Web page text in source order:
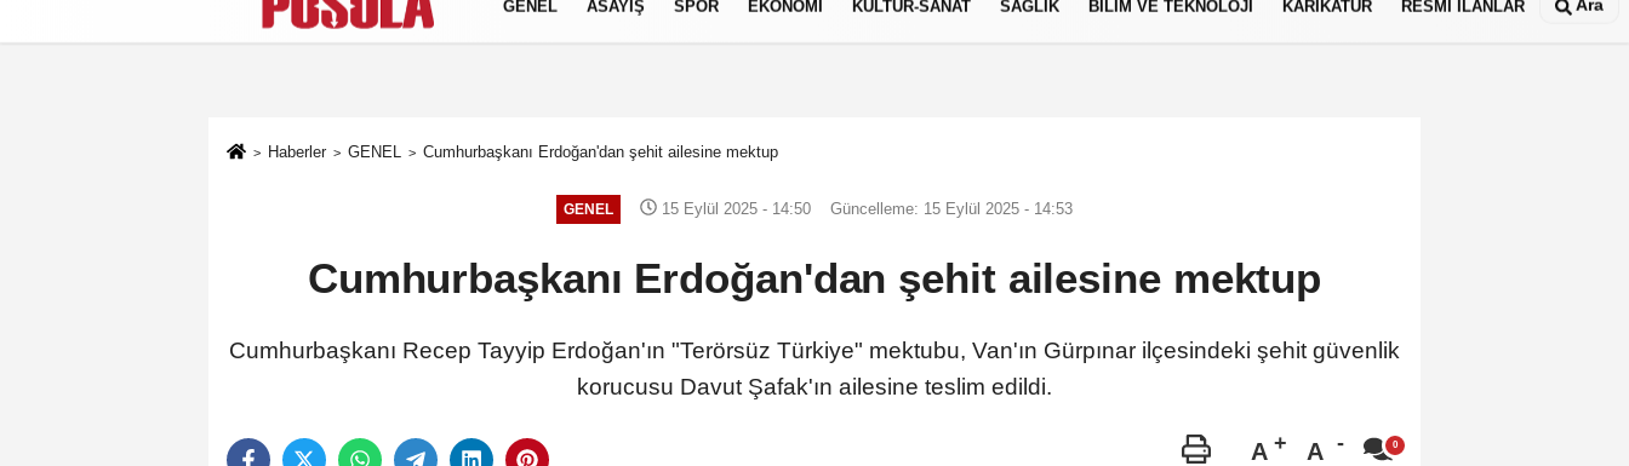
Künye İletişim Gizlilik Politikası
GENEL ASAYİŞ SPOR EKONOMİ KÜLTÜR-SANAT SAĞLIK BİLİM VE TEKNOLOJİ KARİKATÜR RESMİ İLANLAR Ara
Haberler GENEL Cumhurbaşkanı Erdoğan'dan şehit ailesine mektup
GENEL 15 Eylül 2025 - 14:50 Güncelleme: 15 Eylül 2025 - 14:53
Cumhurbaşkanı Erdoğan'dan şehit ailesine mektup
Cumhurbaşkanı Recep Tayyip Erdoğan'ın "Terörsüz Türkiye" mektubu, Van'ın Gürpınar ilçesindeki şehit güvenlik
korucusu Davut Şafak'ın ailesine teslim edildi.
A A